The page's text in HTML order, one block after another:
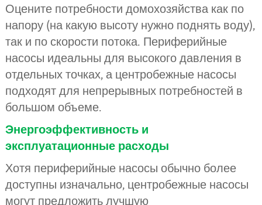
Оцените потребности домохозяйства как по
напору (на какую высоту нужно поднять воду),
так и по скорости потока. Периферийные
насосы идеальны для высокого давления в
отдельных точках, а центробежные насосы
подходят для непрерывных потребностей в
большом объеме.
Энергоэффективность и
эксплуатационные расходы
Хотя периферийные насосы обычно более
доступны изначально, центробежные насосы
могут предложить лучшую